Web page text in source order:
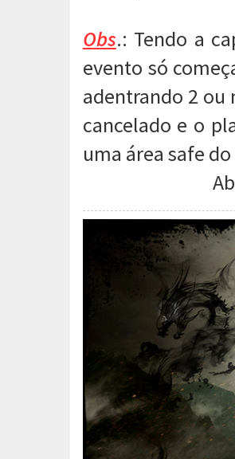
Obs.: Tendo a
evento só
adentrando 2
cancelado e o
uma área safe